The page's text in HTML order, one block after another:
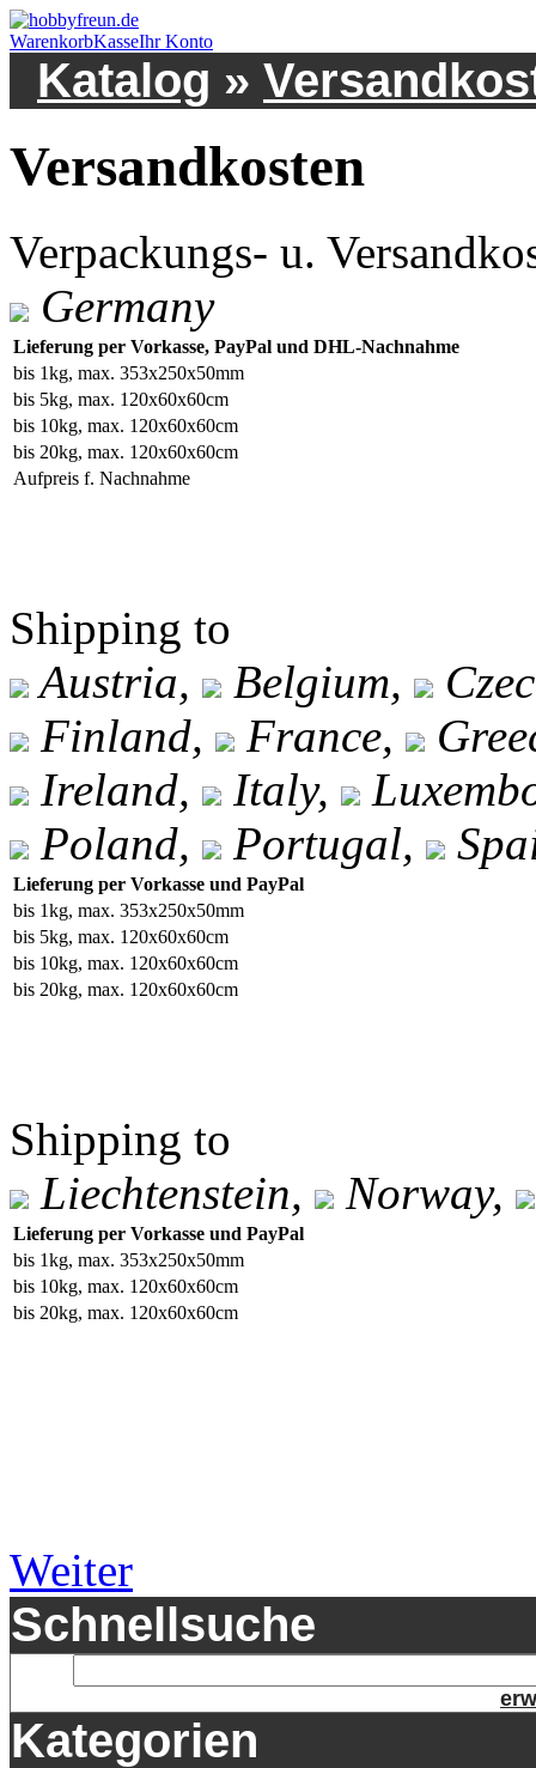
WarenkorbKasseIhr Konto
Katalog »
Versandkosten
Verpackungs- u.
Germany
Lieferung per Vorkasse, PayPal und DHL-Nachnahme
bis 1kg, max. 353x250x50mm
bis 5kg, max. 120x60x60cm
bis 10kg, max. 120x60x60cm
bis 20kg, max. 120x60x60cm
Aufpreis f. Nachnahme
Shipping to
Austria,
Belgium,
Finland,
France,
Ireland,
Italy,
Poland,
Portugal,
Lieferung per Vorkasse und PayPal
bis 1kg, max. 353x250x50mm
bis 5kg, max. 120x60x60cm
bis 10kg, max. 120x60x60cm
bis 20kg, max. 120x60x60cm
Shipping to
Liechtenstein,
Norway,
Lieferung per Vorkasse und PayPal
bis 1kg, max. 353x250x50mm
bis 10kg, max. 120x60x60cm
bis 20kg, max. 120x60x60cm
Weiter
Schnellsuche
Kategorien